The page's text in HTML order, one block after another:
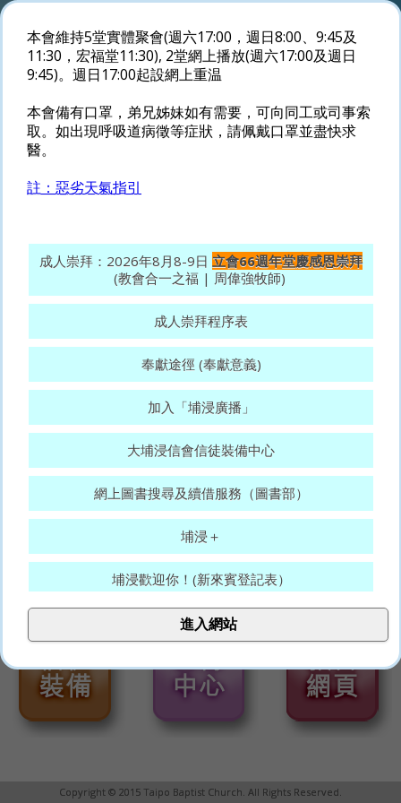
Copyright © 2015 Taipo Baptist Church. All Rights Reserved.
本會維持5堂實體聚會(週六17:00，週日8:00、9:45及
11:30，宏福堂11:30), 2堂網上播放(週六17:00及週日
9:45)。週日17:00起設網上重温
本會備有口罩，弟兄姊妹如有需要，可向同工或司事索
取。如出現呼吸道病徵等症狀，請佩戴口罩並盡快求
醫。
註：惡劣天氣指引
成人崇拜：2026年8月8-9日 立會66週年堂慶感恩崇拜
(教會合一之福 | 周偉強牧師)
成人崇拜程序表
奉獻途徑 (奉獻意義)
加入「埔浸廣播」
大埔浸信會信徒裝備中心
網上圖書搜尋及續借服務（圖書部）
埔浸＋
埔浸歡迎你！(新來賓登記表）
大埔浸信會代禱表
願賜平安的神，常和你們眾人同在。(羅15:33)
進入網站